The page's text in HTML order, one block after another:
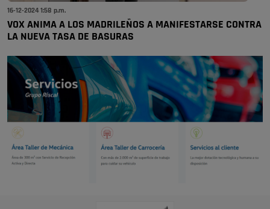
16-12-2024 1:58 p.m.
VOX ANIMA A LOS MADRILEÑOS A MANIFESTARSE CONTRA
LA NUEVA TASA DE BASURAS